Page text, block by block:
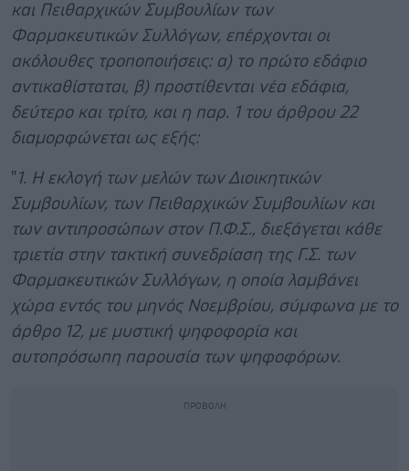
και Πειθαρχικών Συμβουλίων των
Φαρμακευτικών Συλλόγων, επέρχονται οι
ακόλουθες τροποποιήσεις: α) το πρώτο εδάφιο
αντικαθίσταται, β) προστίθενται νέα εδάφια,
δεύτερο και τρίτο, και η παρ. 1 του άρθρου 22
διαμορφώνεται ως εξής:
" 1. Η εκλογή των μελών των Διοικητικών
Συμβουλίων, των Πειθαρχικών Συμβουλίων και
των αντιπροσώπων στον Π.Φ.Σ., διεξάγεται κάθε
τριετία στην τακτική συνεδρίαση της Γ.Σ. των
Φαρμακευτικών Συλλόγων, η οποία λαμβάνει
χώρα εντός του μηνός Νοεμβρίου, σύμφωνα με το
άρθρο 12, με μυστική ψηφοφορία και
αυτοπρόσωπη παρουσία των ψηφοφόρων.